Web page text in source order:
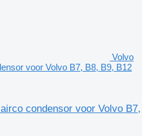
Volvo
voor Volvo B7, B8, B9, B12
condensor voor Volvo B7,